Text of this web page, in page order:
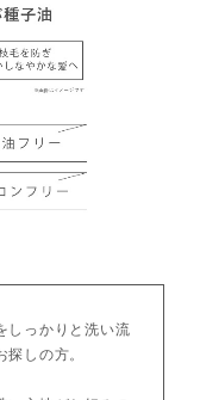
しっかりと洗い流
しの方。